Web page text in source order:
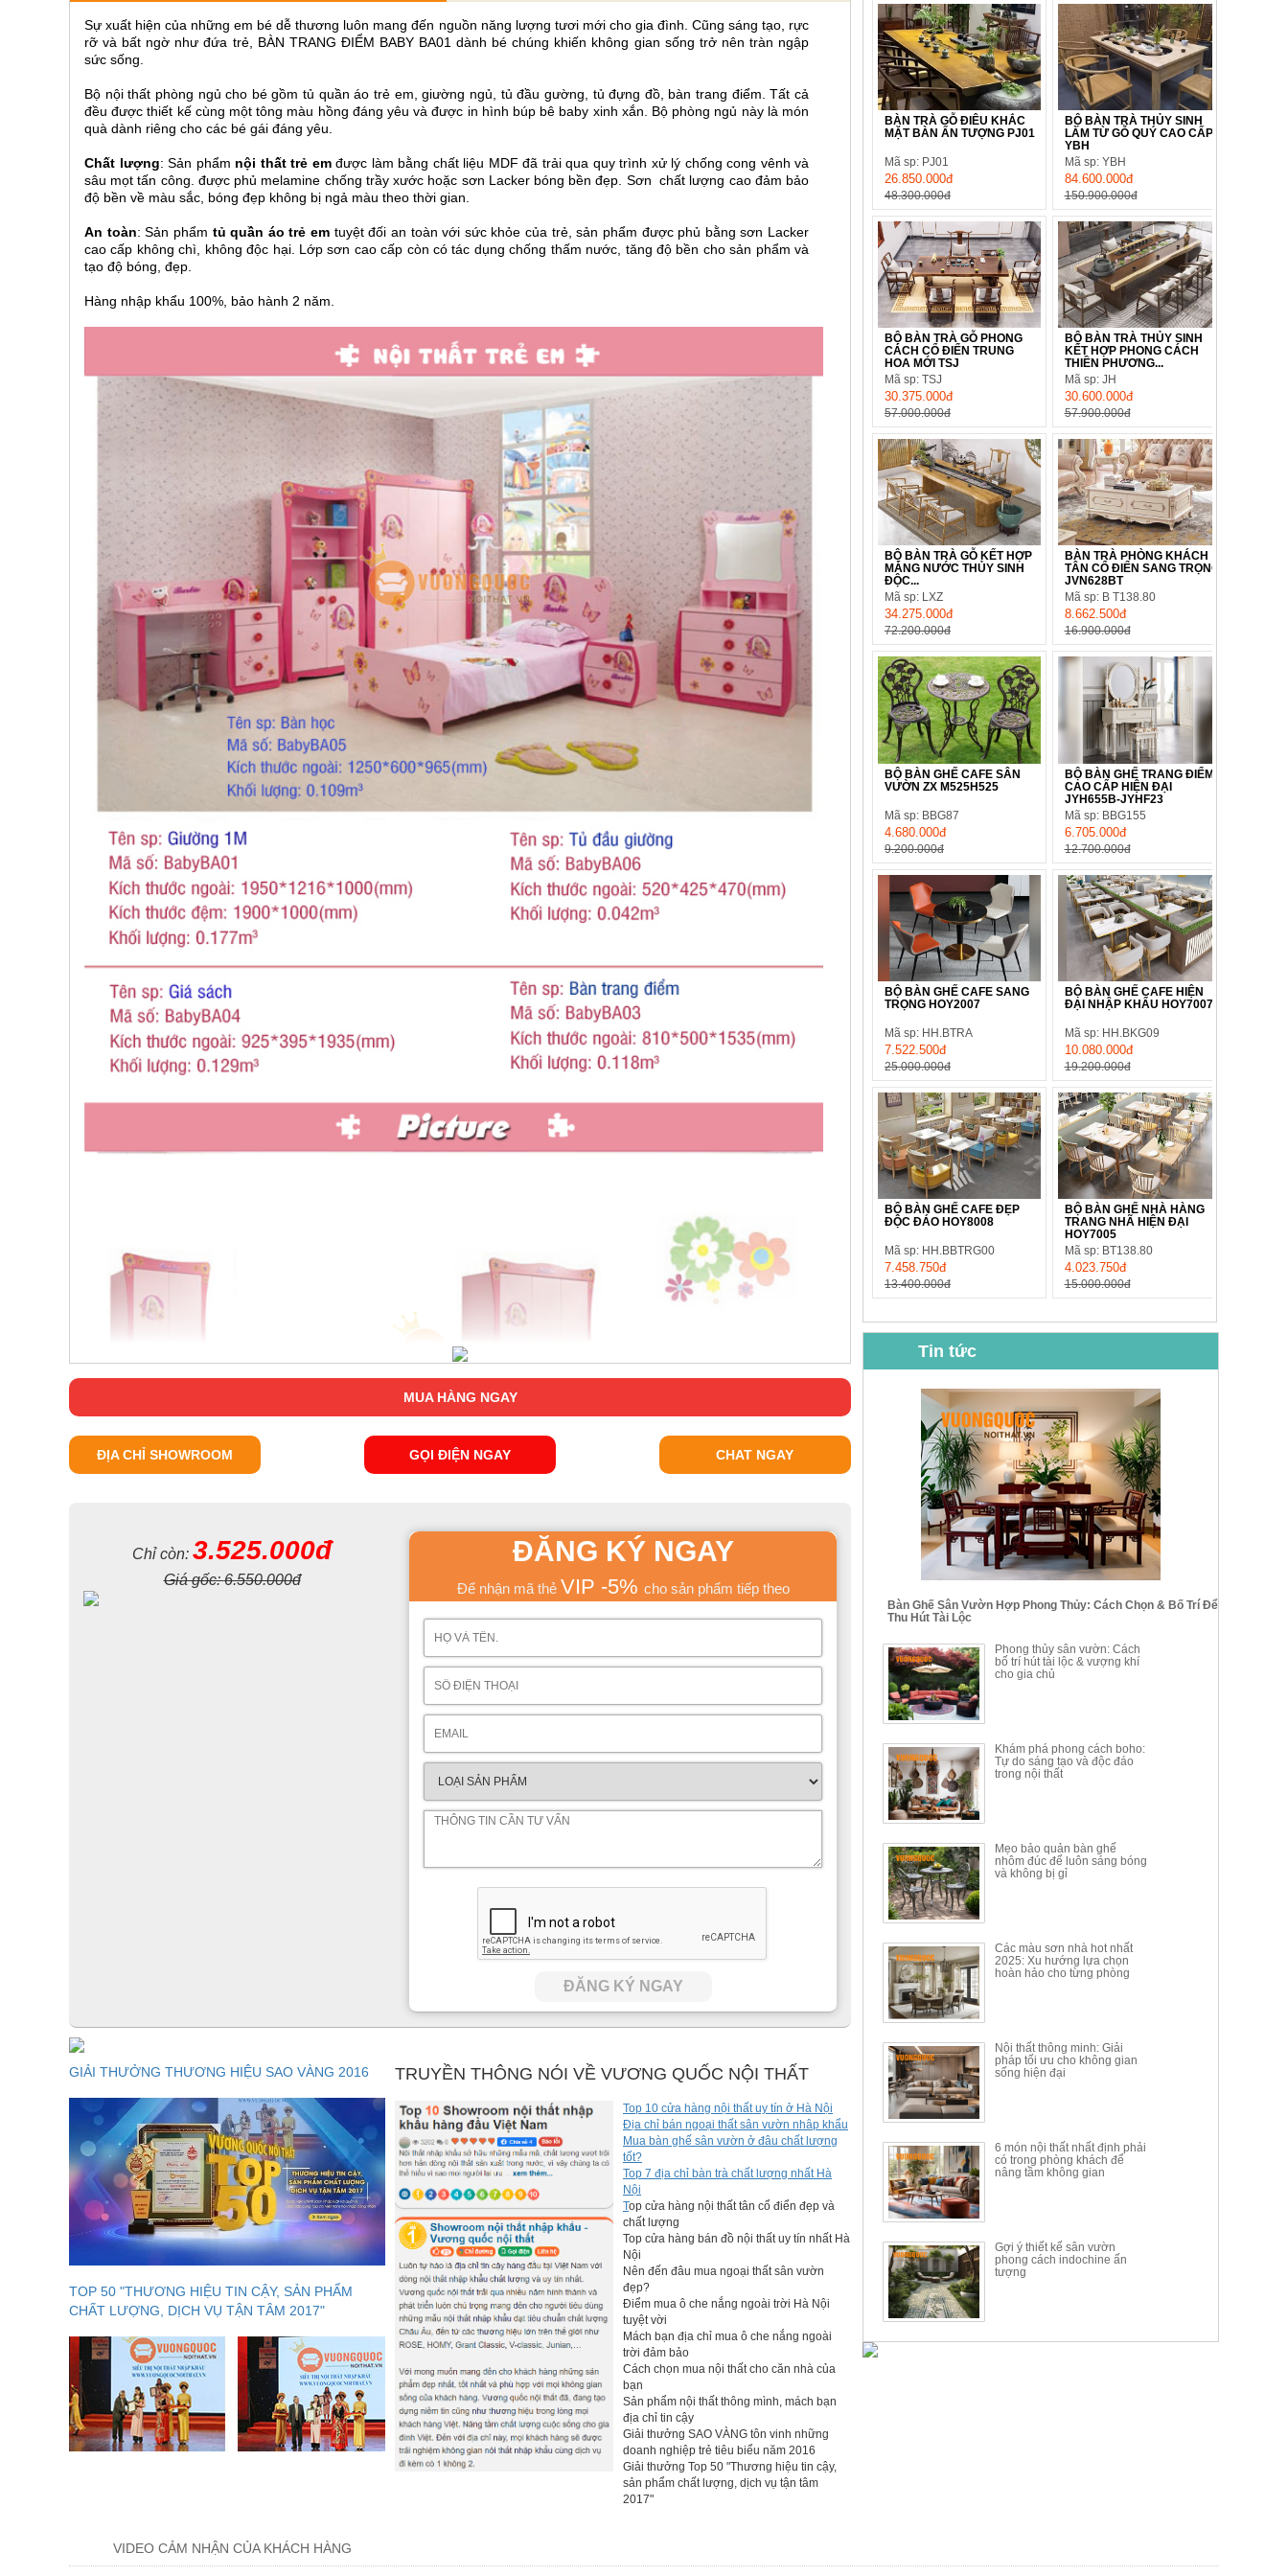
Sự xuất hiện của những em bé dễ thương luôn mang đến nguồn năng lượng tươi mới cho gia đình. Cũng sáng tạo, rực
rỡ và bất ngờ như đứa trẻ, BÀN TRANG ĐIỂM BABY BA01 dành bé chúng khiến không gian sống trở nên tràn ngập
sức sống.
Bộ nội thất phòng ngủ cho bé gồm tủ quần áo trẻ em, giường ngủ, tủ đầu gường, tủ đựng đồ, bàn trang điểm. Tất cả
đều được thiết kế cùng một tông màu hồng đáng yêu và được in hình búp bê baby xinh xắn. Bộ phòng ngủ này là món
quà dành riêng cho các bé gái đáng yêu.
Chất lượng: Sản phẩm nội thất trẻ emđược làm bằng chất liệu MDF đã trải qua quy trình xử lý chống cong vênh và
sâu mọt tấn công. được phủ melamine chống trầy xước hoặc sơn Lacker bóng bền đẹp. Sơn chất lượng cao đảm bảo
độ bền về màu sắc, bóng đẹp không bị ngả màu theo thời gian.
An toàn: Sản phẩm tủ quần áo trẻ em tuyệt đối an toàn với sức khỏe của trẻ, sản phẩm được phủ bằng sơn Lacker
cao cấp không chì, không độc hại. Lớp sơn cao cấp còn có tác dụng chống thấm nước, tăng độ bền cho sản phẩm và
tạo độ bóng, đẹp.
Hàng nhập khẩu 100%, bảo hành 2 năm.
MUA HÀNG NGAY
ĐỊA CHỈ SHOWROOM GỌI ĐIỆN NGAY CHAT NGAY
Chỉ còn: 3.525.000đ
Giá gốc:6.550.000đ
ĐĂNG KÝ NGAY
Để nhận mã thẻ VIP -5% cho sản phẩm tiếp theo
ĐĂNG KÝ NGAY
GIẢI THƯỞNG THƯƠNG HIỆU SAO VÀNG 2016
TOP 50 "THƯƠNG HIỆU TIN CẬY, SẢN PHẨM
CHẤT LƯỢNG, DỊCH VỤ TẬN TÂM 2017"
TRUYỀN THÔNG NÓI VỀ VƯƠNG QUỐC NỘI THẤT
Top 10 cửa hàng nội thất uy tín ở Hà Nội
Địa chỉ bán ngoại thất sân vườn nhâp khẩu
Mua bàn ghế sân vườn ở đâu chất lượng
tốt?
Top 7 địa chỉ bàn trà chất lượng nhất Hà
Nội
Top cửa hàng nội thất tân cổ điển đẹp và
chất lượng
Top cửa hàng bán đồ nội thất uy tín nhất Hà
Nội
Nên đến đâu mua ngoại thất sân vườn
đẹp?
Điểm mua ô che nắng ngoài trời Hà Nội
tuyệt vời
Mách bạn địa chỉ mua ô che nắng ngoài
trời đảm bảo
Cách chọn mua nội thất cho căn nhà của
bạn
Sản phẩm nội thất thông mình, mách bạn
địa chỉ tin cậy
Giải thưởng SAO VÀNG tôn vinh những
doanh nghiệp trẻ tiêu biểu năm 2016
Giải thưởng Top 50 "Thương hiệu tin cậy,
sản phẩm chất lượng, dịch vụ tận tâm
2017"
BÀN TRÀ GỖ ĐIÊU KHẮC
MẶT BÀN ẤN TƯỢNG PJ01
Mã sp: PJ01
26.850.000đ
48.300.000đ
BỘ BÀN TRÀ THỦY SINH
LÀM TỪ GỖ QUÝ CAO CẤP
YBH
Mã sp: YBH
84.600.000đ
150.900.000đ
BỘ BÀN TRÀ GỖ PHONG
CÁCH CỔ ĐIỂN TRUNG
HOA MỚI TSJ
Mã sp: TSJ
30.375.000đ
57.000.000đ
BỘ BÀN TRÀ THỦY SINH
KẾT HỢP PHONG CÁCH
THIỀN PHƯƠNG...
Mã sp: JH
30.600.000đ
57.900.000đ
BỘ BÀN TRÀ GỖ KẾT HỢP
MÁNG NƯỚC THỦY SINH
ĐỘC...
Mã sp: LXZ
34.275.000đ
72.200.000đ
BÀN TRÀ PHÒNG KHÁCH
TÂN CỔ ĐIỂN SANG TRỌNG
JVN628BT
Mã sp: B T138.80
8.662.500đ
16.900.000đ
BỘ BÀN GHẾ CAFE SÂN
VƯỜN ZX M525H525
Mã sp: BBG87
4.680.000đ
9.200.000đ
BỘ BÀN GHẾ TRANG ĐIỂM
CAO CẤP HIỆN ĐẠI
JYH655B-JYHF23
Mã sp: BBG155
6.705.000đ
12.700.000đ
BỘ BÀN GHẾ CAFE SANG
TRỌNG HOY2007
Mã sp: HH.BTRA
7.522.500đ
25.000.000đ
BỘ BÀN GHẾ CAFE HIỆN
ĐẠI NHẬP KHẨU HOY7007
Mã sp: HH.BKG09
10.080.000đ
19.200.000đ
BỘ BÀN GHẾ CAFE ĐẸP
ĐỘC ĐÁO HOY8008
Mã sp: HH.BBTRG00
7.458.750đ
13.400.000đ
BỘ BÀN GHẾ NHÀ HÀNG
TRANG NHÃ HIỆN ĐẠI
HOY7005
Mã sp: BT138.80
4.023.750đ
15.000.000đ
BỘ BÀN GHẾ CAFE NHẬP
KHẨU CAO CẤP HOY7006
Mã sp: BT135
14.178.750đ
24.700.000đ
BỘ BÀN TRÀ GỖ TỰ NHIÊN
PHONG CÁCH TRUNG HOA
KIỂU MỚI...
Mã sp: BT138.80
20.250.000đ
39.150.000đ
BỘ BÀN TRÀ GỖ PHONG
CÁCH MỚI KẾT HỢP KHAY
NHÚNG TRÀ YDX
Mã sp: BT150.46
17.617.500đ
34.100.000đ
BỘ BÀN GHẾ CAFE KIỂU
DÁNG ĐƠN GIẢN HIỆN ĐẠI
HOY8010
BÀN GHẾ TRANG ĐIỂM
THÔNG MINH HIỆN ĐẠI
TÍCH HỢP SẠC...
Mã sp: HH.BTD08
6.510.000đ
BỘ BÀN ĂN ĐẢO MẶT ĐÁ
PHIẾN AK3699
Tin tức
Bàn Ghế Sân Vườn Hợp Phong Thủy: Cách Chọn & Bố Trí Để
Thu Hút Tài Lộc
Phong thủy sân vườn: Cách
bố trí hút tài lộc & vượng khí
cho gia chủ
Khám phá phong cách boho:
Tự do sáng tạo và độc đáo
trong nội thất
Mẹo bảo quản bàn ghế
nhôm đúc để luôn sáng bóng
và không bị gỉ
Các màu sơn nhà hot nhất
2025: Xu hướng lựa chọn
hoàn hảo cho từng phòng
Nội thất thông minh: Giải
pháp tối ưu cho không gian
sống hiện đại
6 món nội thất nhất định phải
có trong phòng khách để
nâng tầm không gian
Gợi ý thiết kế sân vườn
phong cách indochine ấn
tượng
VIDEO CẢM NHẬN CỦA KHÁCH HÀNG